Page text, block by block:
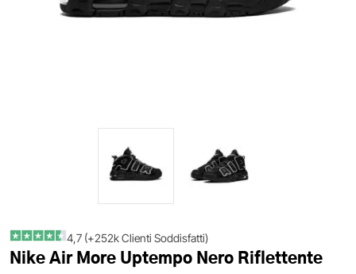
4,7 (+252k Clienti Soddisfatti)
Nike Air More Uptempo Nero Riflettente